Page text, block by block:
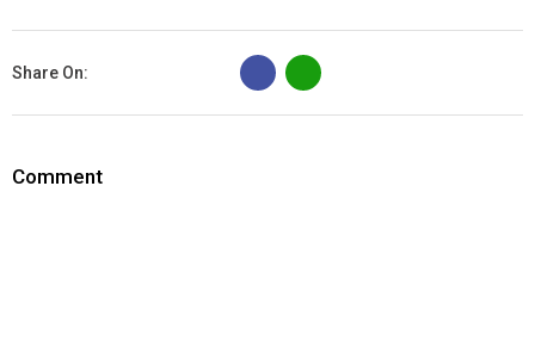
Share On:
B
Comment